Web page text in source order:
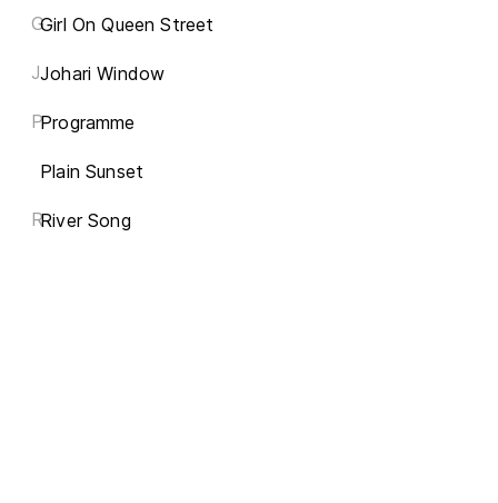
GGirl On Queen Street
JJohari Window
PProgramme
Plain Sunset
RRiver Song